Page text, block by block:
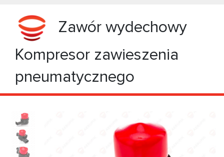
Zawór wydechowy
Kompresor zawieszenia
pneumatycznego